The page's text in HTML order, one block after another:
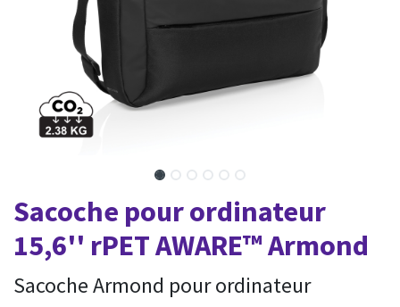
Sacoche pour ordinateur
15,6'' rPET AWARE™ Armond
Sacoche Armond pour ordinateur